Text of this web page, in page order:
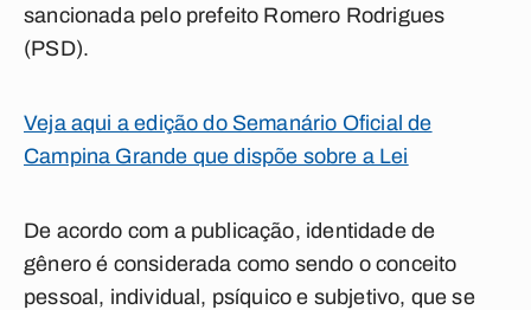
sancionada pelo prefeito Romero Rodrigues
(PSD).
Veja aqui a edição do Semanário Oficial de
Campina Grande que dispõe sobre a Lei
De acordo com a publicação, identidade de
gênero é considerada como sendo o conceito
pessoal, individual, psíquico e subjetivo, que se